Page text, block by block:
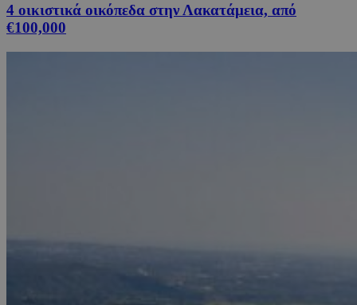
4 οικιστικά οικόπεδα στην Λακατάμεια, από
€100,000